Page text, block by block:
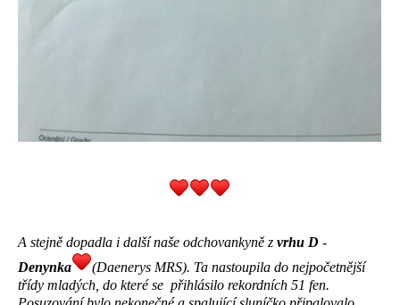
A stejně dopadla i další naše odchovankyně z vrhu D -
Denynka
(Daenerys MRS). Ta nastoupila do nejpočetnější
třídy mladých, do které se přihlásilo rekordních 51 fen.